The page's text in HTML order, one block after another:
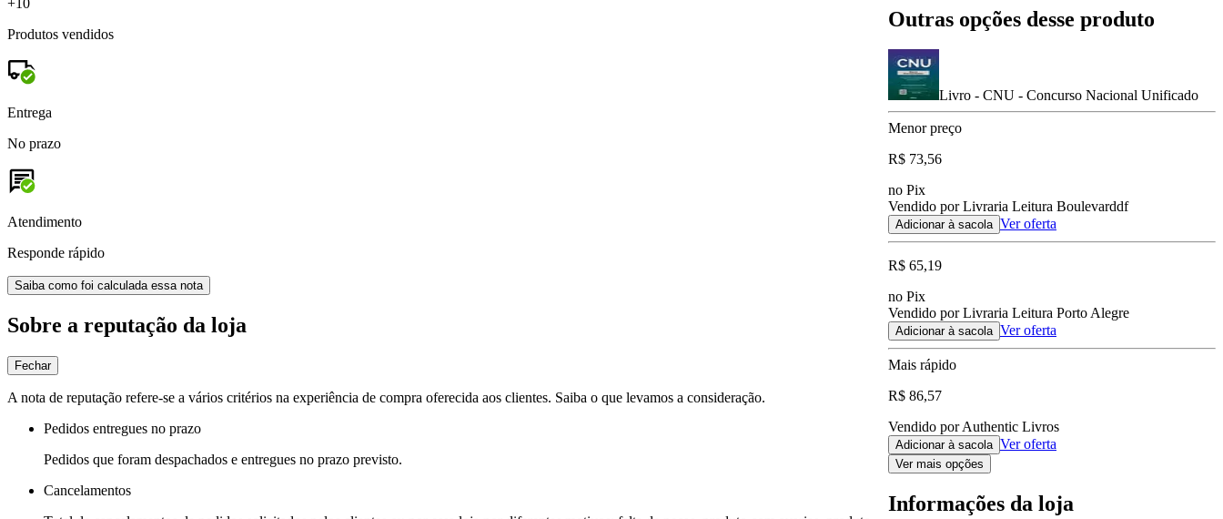
+10
Produtos vendidos
Entrega
No prazo
Atendimento
Responde rápido
Saiba como foi calculada essa nota
Sobre a reputação da loja
Fechar
A nota de reputação refere-se a vários critérios na experiência de compra oferecida aos clientes. Saiba o que levamos a consideração.
Pedidos entregues no prazo
Pedidos que foram despachados e entregues no prazo previsto.
Cancelamentos
Outras opções desse produto
Livro - CNU - Concurso Nacional Unificado
Menor preço
R$ 73,56
no Pix
Vendido por Livraria Leitura Boulevarddf
Adicionar à sacola Ver oferta
R$ 65,19
no Pix
Vendido por Livraria Leitura Porto Alegre
Adicionar à sacola Ver oferta
Mais rápido
R$ 86,57
Vendido por Authentic Livros
Adicionar à sacola Ver oferta
Ver mais opções
Informações da loja